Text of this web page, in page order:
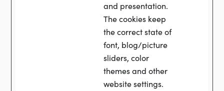
and presentation.
The cookies keep
the correct state of
font, blog/picture
sliders, color
themes and other
website settings.